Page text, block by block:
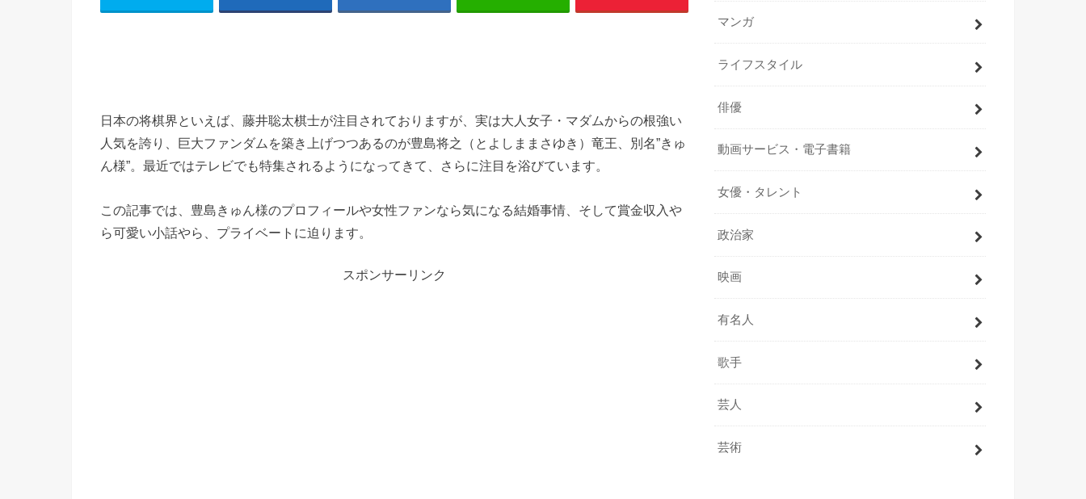
日本の将棋界といえば、藤井聡太棋士が注目されておりますが、実は大人女子・マダムからの根強い
人気を誇り、巨大ファンダムを築き上げつつあるのが豊島将之（とよしままさゆき）竜王、別名”きゅ
ん様”。最近ではテレビでも特集されるようになってきて、さらに注目を浴びています。
この記事では、豊島きゅん様のプロフィールや女性ファンなら気になる結婚事情、そして賞金収入や
ら可愛い小話やら、プライベートに迫ります。
スポンサーリンク
マンガ
ライフスタイル
俳優
動画サービス・電子書籍
女優・タレント
政治家
映画
有名人
歌手
芸人
芸術